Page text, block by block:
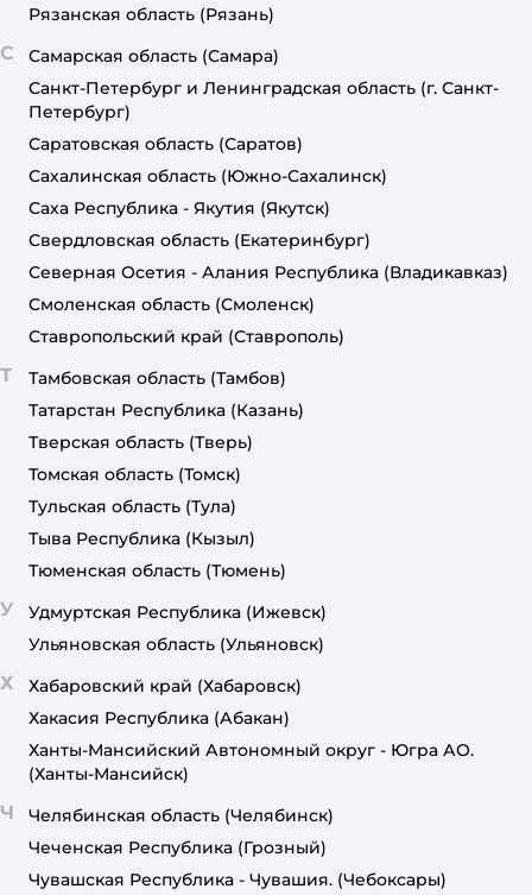
Рязанская область (Рязань)
С Самарская область (Самара)
Санкт-Петербург и Ленинградская область (г. Санкт-
Петербург)
Саратовская область (Саратов)
Сахалинская область (Южно-Сахалинск)
Саха Республика - Якутия (Якутск)
Свердловская область (Екатеринбург)
Северная Осетия - Алания Республика (Владикавказ)
Смоленская область (Смоленск)
Ставропольский край (Ставрополь)
Т Тамбовская область (Тамбов)
Татарстан Республика (Казань)
Тверская область (Тверь)
Томская область (Томск)
Тульская область (Тула)
Тыва Республика (Кызыл)
Тюменская область (Тюмень)
У Удмуртская Республика (Ижевск)
Ульяновская область (Ульяновск)
Х Хабаровский край (Хабаровск)
Хакасия Республика (Абакан)
Ханты-Мансийский Автономный округ - Югра АО.
(Ханты-Мансийск)
Ч Челябинская область (Челябинск)
Чеченская Республика (Грозный)
Чувашская Республика - Чувашия. (Чебоксары)